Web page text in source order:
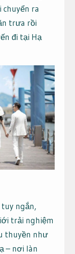
chuyển ra
trưa rồi
đi tại Hạ
ngắn,
trải nghiệm
thuyền như
– nơi làn